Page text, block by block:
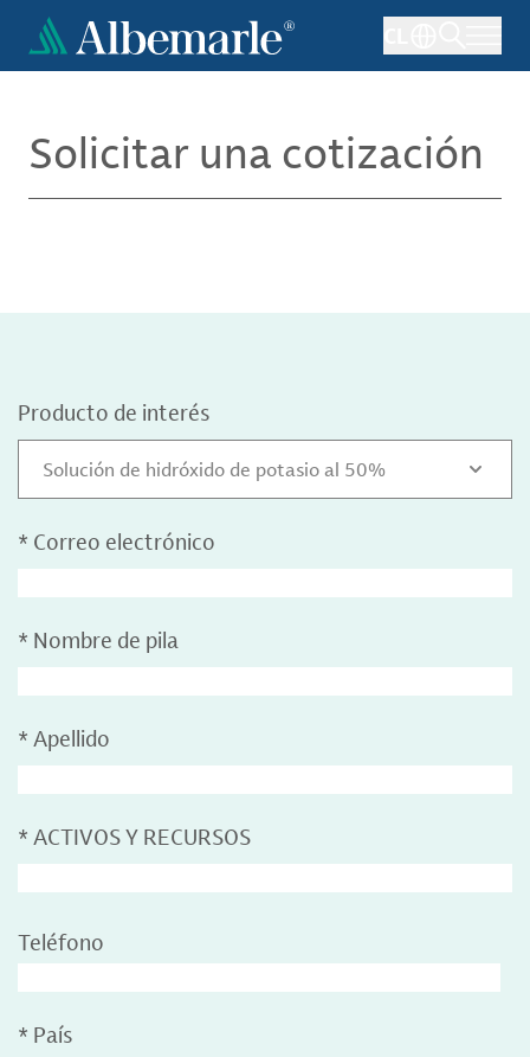
Pasar
contenido
Solicitar una cotización
Producto de interés
Solución de hidróxido de potasio al 50%
* Correo electrónico
* Nombre de pila
* Apellido
* ACTIVOS Y RECURSOS
Teléfono
* País